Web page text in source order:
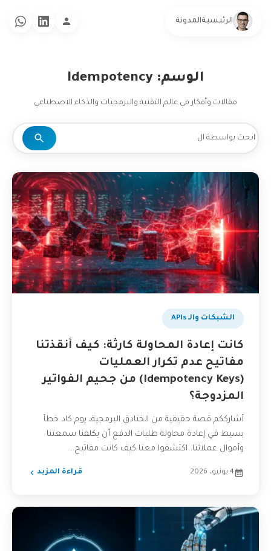
الرئيسيةالمدونة
الوسم: Idempotency
مقالات وأفكار في عالم التقنية والبرمجيات والذكاء الاصطناعي
الشبكات والـ APIs
كانت إعادة المحاولة كارثة: كيف أنقذتنا
مفاتيح عدم تكرار العمليات
(Idempotency Keys) من جحيم الفواتير
المزدوجة؟
أشارككم قصة حقيقية من الخنادق البرمجية، يوم كاد خطأ
بسيط في إعادة محاولة طلبات الدفع أن يكلفنا سمعتنا
وأموال عملائنا. اكتشفوا معنا كيف كانت مفاتيح...
4 يونيو، 2026 قراءة المزيد